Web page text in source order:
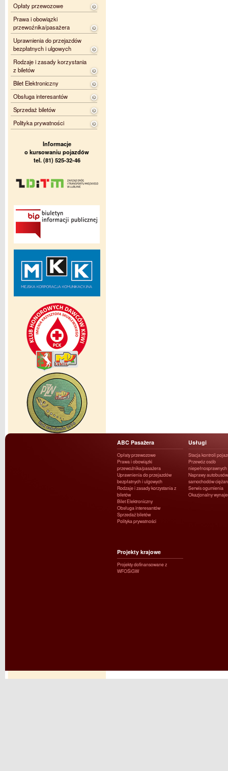
Opłaty przewozowe
Prawa i obowiązki
przewoźnika/pasażera
Uprawnienia do przejazdów
bezpłatnych i ulgowych
Rodzaje i zasady korzystania
z biletów
Bilet Elektroniczny
Obsługa interesantów
Sprzedaż biletów
Polityka prywatności
Informacje
o kursowaniu pojazdów
tel. (81) 525-32-46
ABC Pasażera
Opłaty przewozowe
Prawa i obowiązki
przewoźnika/pasażera
Uprawnienia do przejazdów
bezpłatnych i ulgowych
Rodzaje i zasady korzystania z
biletów
Bilet Elektroniczny
Obsługa interesantów
Sprzedaż biletów
Polityka prywatności
Usługi
Stacja kontroli
Przewóz osób
niepełnosprawnych
Naprawy
samochodów
Serwis ogumienia
Okazjonalny
Projekty krajowe
Projekty dofinansowane z
WFOŚiGW